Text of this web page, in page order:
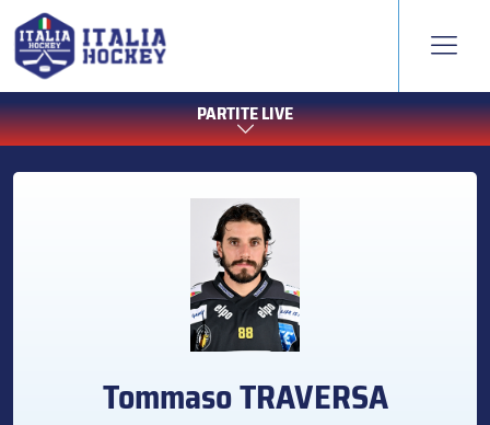
PARTITE LIVE
TommasoTRAVERSA